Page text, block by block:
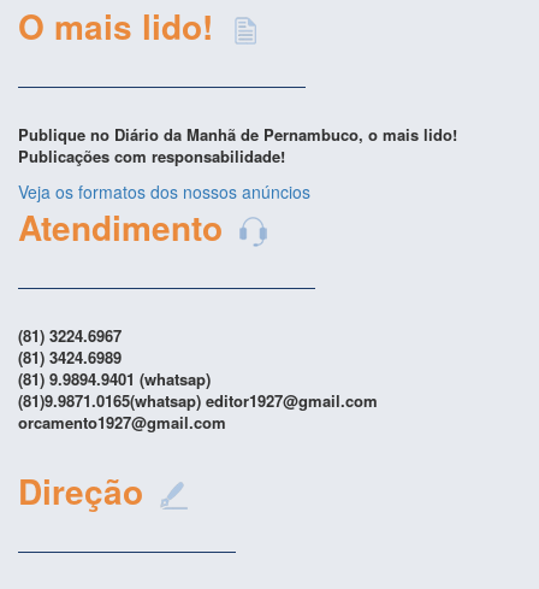
O mais lido!
Publique no Diário da Manhã de Pernambuco, o mais lido!
Publicações com responsabilidade!
Veja os formatos dos nossos anúncios
Atendimento
(81) 3224.6967
(81) 3424.6989
(81) 9.9894.9401 (whatsap)
(81)9.9871.0165(whatsap) editor1927@gmail.com
orcamento1927@gmail.com
Direção